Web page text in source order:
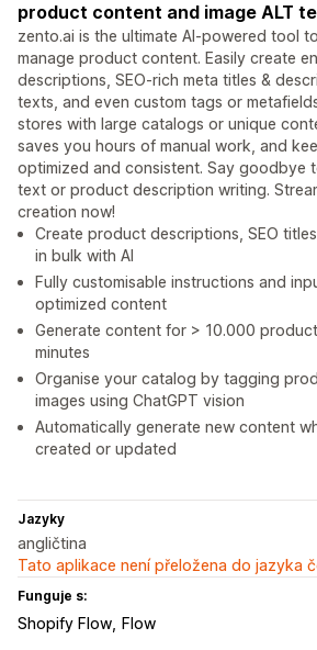
product content and image ALT
zento.ai is the ultimate AI-powered tool
manage product content. Easily create
descriptions, SEO-rich meta titles &
texts, and even custom tags or
stores with large catalogs or unique
saves you hours of manual work, and
optimized and consistent. Say goodbye
text or product description writing.
creation now!
Create product descriptions, SEO
in bulk with AI
Fully customisable instructions and
optimized content
Generate content for > 10.000
minutes
Organise your catalog by tagging
images using ChatGPT vision
Automatically generate new content
created or updated
Jazyky
angličtina
Tato aplikace není přeložena do jazyka
Funguje s:
Shopify Flow Flow